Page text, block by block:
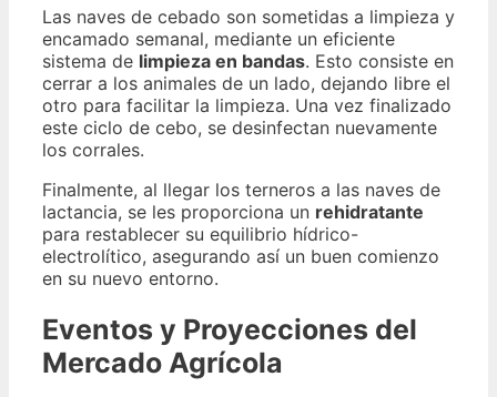
Las naves de cebado son sometidas a limpieza y
encamado semanal, mediante un eficiente
sistema de limpieza en bandas. Esto consiste en
cerrar a los animales de un lado, dejando libre el
otro para facilitar la limpieza. Una vez finalizado
este ciclo de cebo, se desinfectan nuevamente
los corrales.
Finalmente, al llegar los terneros a las naves de
lactancia, se les proporciona un rehidratante
para restablecer su equilibrio hídrico-
electrolítico, asegurando así un buen comienzo
en su nuevo entorno.
Eventos y Proyecciones del
Mercado Agrícola